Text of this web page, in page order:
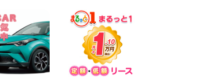
今週末空きあります☆ 大阪府
寝屋川太間東町店
100円レンタカー 寝屋川太間東町
2026年08月06日
☆ お盆特別乗り放題プラン
☆ 埼玉県 杉戸店
100円レンタカー 杉戸
2026年08月06日